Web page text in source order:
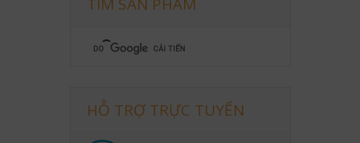
TÌM SẢN PHẨM
HỖ TRỢ TRỰC TUYẾN